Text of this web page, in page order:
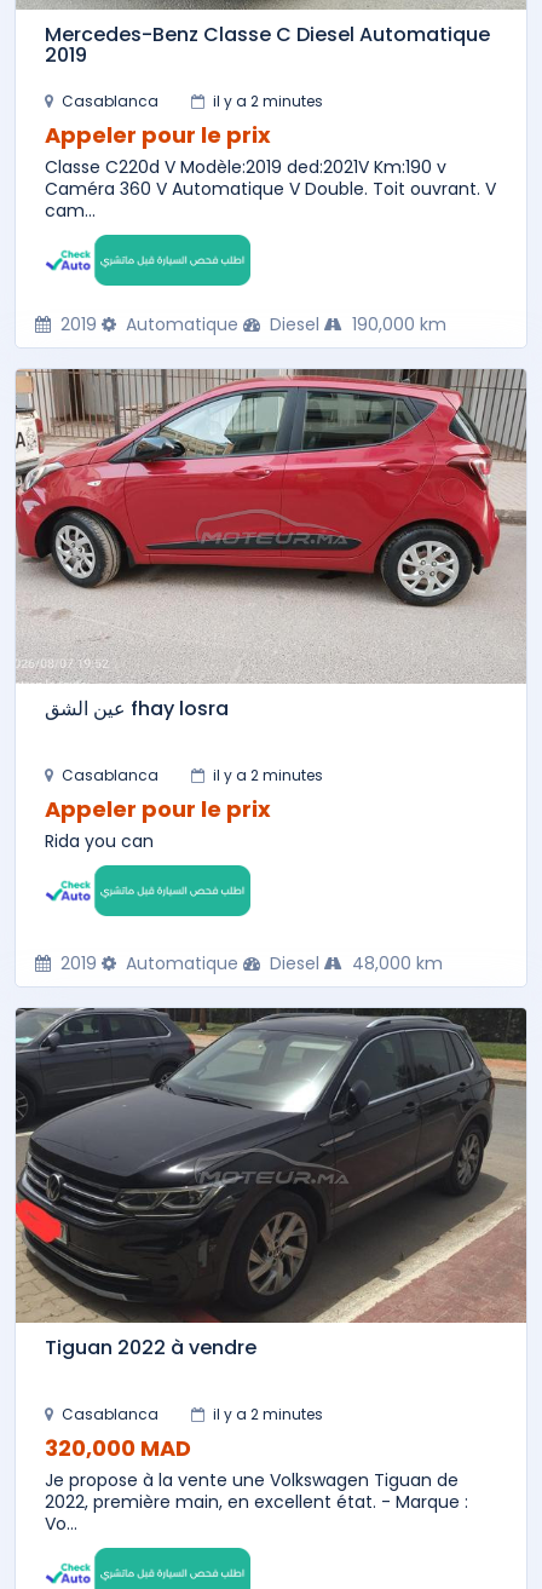
Mercedes-Benz Classe C Diesel Automatique
2019
Casablanca il y a 2 minutes
Appeler pour le prix
Classe C220d V Modèle:2019 ded:2021V Km:190 v
Caméra 360 V Automatique V Double. Toit ouvrant. V
cam...
2019 Automatique Diesel 190,000 km
عين الشق fhay losra
Casablanca il y a 2 minutes
Appeler pour le prix
Rida you can
2019 Automatique Diesel 48,000 km
Tiguan 2022 à vendre
Casablanca il y a 2 minutes
320,000 MAD
Je propose à la vente une Volkswagen Tiguan de
2022, première main, en excellent état. - Marque :
Vo...